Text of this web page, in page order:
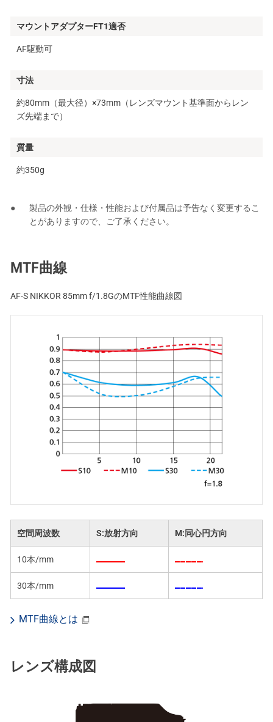
マウントアダプターFT1適否
AF駆動可
寸法
約80mm（最大径）×73mm（レンズマウント基準面からレン
ズ先端まで）
質量
約350g
製品の外観・仕様・性能および付属品は予告なく変更するこ
とがありますので、ご了承ください。
MTF曲線
AF-S NIKKOR 85mm f/1.8GのMTF性能曲線図
空間周波数 S:放射方向 M:同心円方向
10本/mm
30本/mm
MTF曲線とは
レンズ構成図